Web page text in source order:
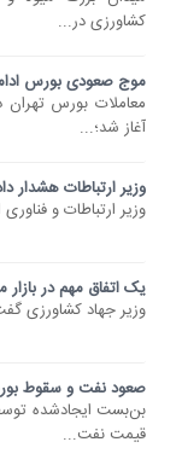
کشاورزی در...
موج صعودی بورس
آغاز شد؛...
وزیر ارتباطات
وزیر ارتباطات و
یک اتفاق مهم در بازار
وزیر جهاد کشاورزی
صعود نفت و سقوط
بن‌بست ایجادشده
قیمت نفت...